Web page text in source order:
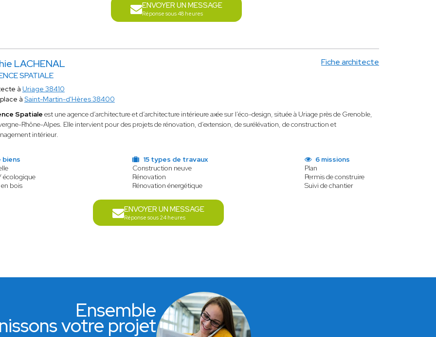
ENVOYER UN MESSAGE
Réponse sous 48 heures
LACHENAL
SPATIALE
Fiche architecte
à Uriage 38410
à Saint-Martin-d'Hères 38400
Spatiale est une agence d’architecture et d’architecture intérieure axée sur l’éco-design, située à Uriage près de Grenoble,
Rhône-Alpes. Elle intervient pour des projets de rénovation, d’extension, de surélévation, de construction et
intérieur.
biens
écologique
bois
15 types de travaux
Construction neuve
Rénovation
Rénovation énergétique
6 missions
Plan
Permis de construire
Suivi de chantier
ENVOYER UN MESSAGE
Réponse sous 24 heures
Ensemble
votre projet